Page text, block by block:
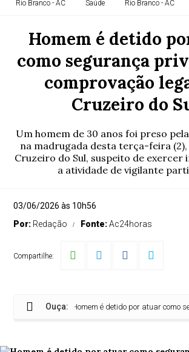
Rio Branco - AC Saúde Rio Branco - AC
Homem é detido
como segurança
comprovação
Cruzeiro do
Um homem de 30 anos foi preso
na madrugada desta terça-feira
Cruzeiro do Sul, suspeito de
a atividade de vigilante
03/06/2026 às 10h56
Por: Redação Fonte:Ac24horas
Compartilhe:
Ouça:Homem é detido por atuar como